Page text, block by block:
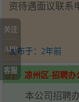
资待遇面议联系
发布于： 2年前
凉州区-招聘办
本公司招聘
关注
APP
客服